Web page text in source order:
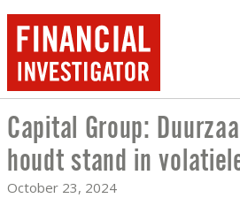
CAPITAL GROUP:
Capital Group:
houdt stand in
October 23, 2024